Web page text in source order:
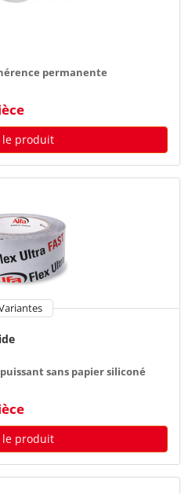
permanente
le produit
sans papier siliconé
le produit